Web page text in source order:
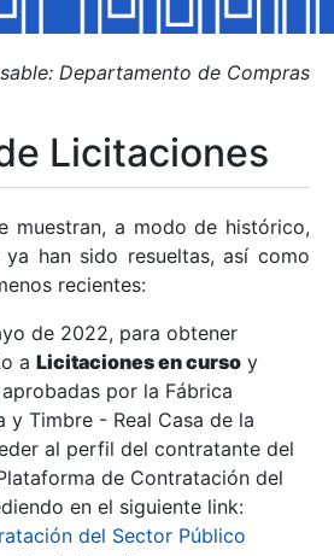
Departamento de Compras
Licitaciones
muestran, a modo de histórico,
han sido resueltas, así como
recientes:
de 2022, para obtener
a Licitaciones en curso y
por la Fábrica
y Timbre - Real Casa de la
al perfil del contratante del
de Contratación del
en el siguiente link:
del Sector Público